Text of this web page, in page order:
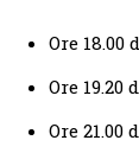
Ore
Ore
Ore